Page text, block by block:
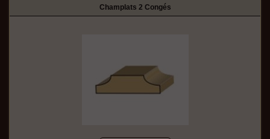
Champlats 2 Congés